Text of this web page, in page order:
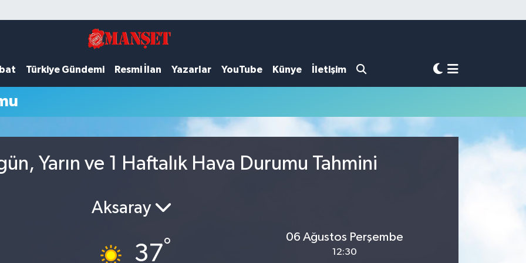
Türkiye Gündemi Resmi İlan Yazarlar YouTube Künye İletişim
Yarın ve 1 Haftalık Hava Durumu Tahmini
Aksaray
37°
06 Ağustos Perşembe
12:30